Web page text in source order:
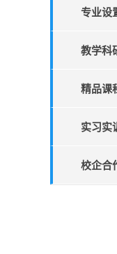
专业设
教学科
精品课
实习实
校企合